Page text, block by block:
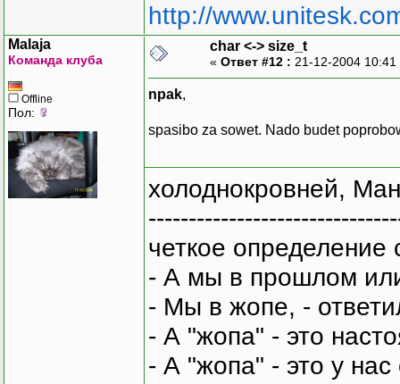
http://
Malaja
Команда клуба
Offline
Пол:
char <-> size_t
« Ответ #12 : 21-12-2004
npak,
spasibo za sowet. Nado budet
холоднокровней,
четкое
- А мы в прошлом
- Мы в жопе, -
- А "жопа" - это
- А "жопа" - это у